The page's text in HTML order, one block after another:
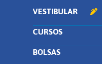
VESTIBULAR
CURSOS
BOLSAS